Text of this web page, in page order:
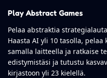
Play Abstract Games
Pelaa abstraktia
Haasta AI yli 10 tasolla, pelaa
samalla laitteella ja ratkaise
edistymistäsi ja tutustu
kirjastoon yli 23 kielellä.